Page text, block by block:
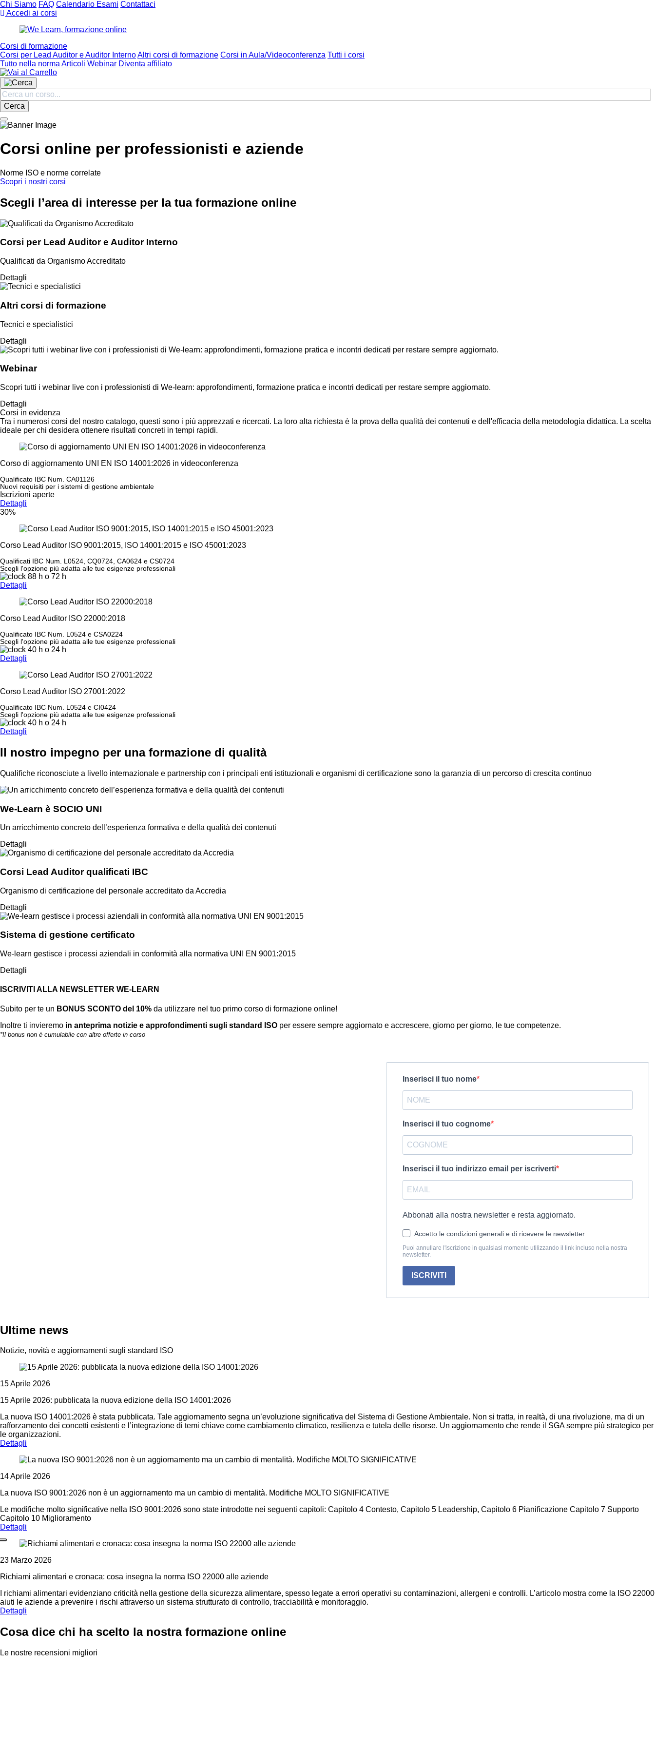
Chi Siamo FAQ Calendario Esami Contattaci
Accedi ai corsi
Corsi di formazione
Corsi per Lead Auditor e Auditor InternoAltri corsi di formazione Corsi in Aula/Videoconferenza Tutti i corsi
Tutto nella norma Articoli Webinar Diventa affiliato
Cerca
Corsi online per professionisti e aziende
Norme ISO e norme correlate
Scopri i nostri corsi
Scegli l’area di interesse per la tua formazione online
Corsi per Lead Auditor e Auditor Interno
Qualificati da Organismo Accreditato
Dettagli
Altri corsi di formazione
Tecnici e specialistici
Dettagli
Webinar
Scopri tutti i webinar live con i professionisti di We-learn: approfondimenti, formazione pratica e incontri dedicati per restare sempre aggiornato.
Dettagli
Corsi in evidenza
Tra i numerosi corsi del nostro catalogo, questi sono i più apprezzati e ricercati. La loro alta richiesta è la prova della qualità dei contenuti e dell'efficacia della metodologia didattica. La scelta
ideale per chi desidera ottenere risultati concreti in tempi rapidi.
Corso di aggiornamento UNI EN ISO 14001:2026 in videoconferenza
Qualificato IBC Num. CA01126
Nuovi requisiti per i sistemi di gestione ambientale
Iscrizioni aperte
Dettagli
30%
Corso Lead Auditor ISO 9001:2015, ISO 14001:2015 e ISO 45001:2023
Qualificati IBC Num. L0524, CQ0724, CA0624 e CS0724
Scegli l'opzione più adatta alle tue esigenze professionali
88 h o 72 h
Dettagli
Corso Lead Auditor ISO 22000:2018
Qualificato IBC Num. L0524 e CSA0224
Scegli l'opzione più adatta alle tue esigenze professionali
40 h o 24 h
Dettagli
Corso Lead Auditor ISO 27001:2022
Qualificato IBC Num. L0524 e CI0424
Scegli l'opzione più adatta alle tue esigenze professionali
40 h o 24 h
Dettagli
Il nostro impegno per una formazione di qualità
Qualifiche riconosciute a livello internazionale e partnership con i principali enti istituzionali e organismi di certificazione sono la garanzia di un percorso di crescita continuo
We-Learn è SOCIO UNI
Un arricchimento concreto dell’esperienza formativa e della qualità dei contenuti
Dettagli
Corsi Lead Auditor qualificati IBC
Organismo di certificazione del personale accreditato da Accredia
Dettagli
Sistema di gestione certificato
We-learn gestisce i processi aziendali in conformità alla normativa UNI EN 9001:2015
Dettagli
ISCRIVITI ALLA NEWSLETTER WE-LEARN
Subito per te un BONUS SCONTO del 10% da utilizzare nel tuo primo corso di formazione online!
Inoltre ti invieremo in anteprima notizie e approfondimenti sugli standard ISO per essere sempre aggiornato e accrescere, giorno per giorno, le tue competenze.
*Il bonus non è cumulabile con altre offerte in corso
Inserisci il tuo nome
Inserisci il tuo cognome
Inserisci il tuo indirizzo email per iscriverti
Abbonati alla nostra newsletter e resta aggiornato.
Accetto le condizioni generali e di ricevere le newsletter
Puoi annullare l'iscrizione in qualsiasi momento utilizzando il link incluso nella nostra
newsletter.
ISCRIVITI
Ultime news
Notizie, novità e aggiornamenti sugli standard ISO
15 Aprile 2026
15 Aprile 2026: pubblicata la nuova edizione della ISO 14001:2026
La nuova ISO 14001:2026 è stata pubblicata. Tale aggiornamento segna un’evoluzione significativa del Sistema di Gestione Ambientale. Non si tratta, in realtà, di una rivoluzione, ma di un
rafforzamento dei concetti esistenti e l’integrazione di temi chiave come cambiamento climatico, resilienza e tutela delle risorse. Un aggiornamento che rende il SGA sempre più strategico per
le organizzazioni.
Dettagli
14 Aprile 2026
La nuova ISO 9001:2026 non è un aggiornamento ma un cambio di mentalità. Modifiche MOLTO SIGNIFICATIVE
Le modifiche molto significative nella ISO 9001:2026 sono state introdotte nei seguenti capitoli: Capitolo 4 Contesto, Capitolo 5 Leadership, Capitolo 6 Pianificazione Capitolo 7 Supporto
Capitolo 10 Miglioramento
Dettagli
23 Marzo 2026
Richiami alimentari e cronaca: cosa insegna la norma ISO 22000 alle aziende
I richiami alimentari evidenziano criticità nella gestione della sicurezza alimentare, spesso legate a errori operativi su contaminazioni, allergeni e controlli. L’articolo mostra come la ISO 22000
aiuti le aziende a prevenire i rischi attraverso un sistema strutturato di controllo, tracciabilità e monitoraggio.
Dettagli
Cosa dice chi ha scelto la nostra formazione online
Le nostre recensioni migliori